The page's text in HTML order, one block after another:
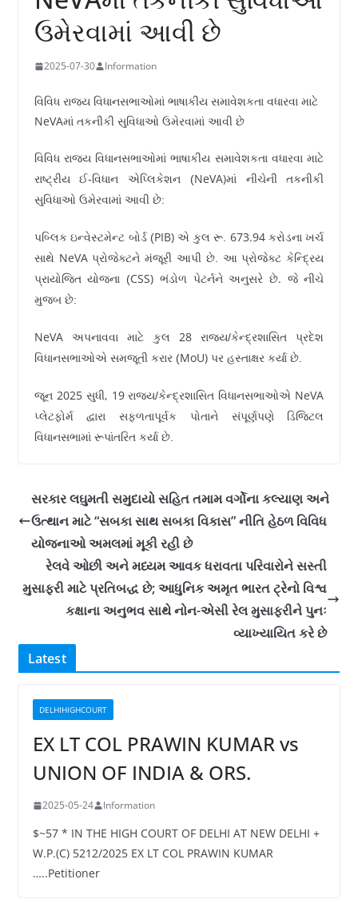
ઉમેરવામાં આવી છે
2025-07-30 Information
વિવિધ રાજ્ય વિધાનસભાઓમાં ભાષાકીય સમાવેશકતા વધારવા માટે
NeVAમાં તકનીકી સુવિધાઓ ઉમેરવામાં આવી છે
વિવિધ રાજ્ય વિધાનસભાઓમાં ભાષાકીય સમાવેશકતા વધારવા માટે
રાષ્ટ્રીય ઈ-વિધાન એપ્લિકેશન (NeVA)માં નીચેની તકનીકી
સુવિધાઓ ઉમેરવામાં આવી છે:
પબ્લિક ઇન્વેસ્ટમેન્ટ બોર્ડ (PIB)એ કુલ રૂ. 673.94કરોડના ખર્ચ
સાથે NeVA પ્રોજેક્ટને મંજૂરી આપી છે. આ પ્રોજેક્ટ કેન્દ્રિય
પ્રાયોજિત યોજના (CSS) ભંડોળ પેટર્નને અનુસરે છે. જે નીચે
મુજબ છે:
NeVA અપનાવવા માટે કુલ 28રાજ્ય/કેન્દ્રશાસિત પ્રદેશ
વિધાનસભાઓએ સમજૂતી કરાર (MoU) પર હસ્તાક્ષર કર્યા છે.
જૂન 2025સુધી, 19રાજ્ય/કેન્દ્રશાસિત વિધાનસભાઓએ NeVA
પ્લેટફોર્મ દ્વારા સફળતાપૂર્વક પોતાને સંપૂર્ણપણે ડિજિટલ
વિધાનસભામાં રૂપાંતરિત કર્યા છે.
સરકાર લઘુમતી સમુદાયો સહિત તમામ વર્ગોના કલ્યાણ અને
ઉત્થાન માટે “સબકા સાથ સબકા વિકાસ” નીતિ હેઠળ વિવિધ
યોજનાઓ અમલમાં મૂકી રહી છે
રેલવે ઓછી અને મધ્યમ આવક ધરાવતા પરિવારોને સસ્તી
મુસાફરી માટે પ્રતિબદ્ધ છે; આધુનિક અમૃત ભારત ટ્રેનો વિશ્વ
કક્ષાના અનુભવ સાથે નોન-એસી રેલ મુસાફરીને પુનઃ
વ્યાખ્યાયિત કરે છે
Latest
DELHIHIGHCOURT
EX LT COL PRAWIN KUMAR vs
UNION OF INDIA & ORS.
2025-05-24 Information
$~57 * IN THE HIGH COURT OF DELHI AT NEW DELHI +
W.P.(C) 5212/2025 EX LT COL PRAWIN KUMAR
…..Petitioner